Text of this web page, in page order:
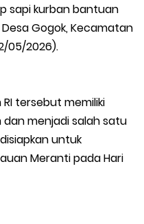
Sekoci24.co Resmi
ke PT Arara Abadi.
HKI Rampungkan
Anai dan Malalak
sapi kurban bantuan
Gogok, Kecamatan
05/2026).
tersebut memiliki
menjadi salah satu
untuk
Meranti pada Hari